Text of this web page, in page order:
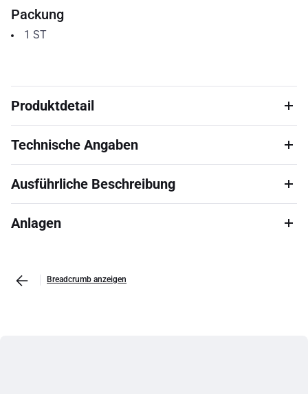
Packung
1 ST
Produktdetail
Technische Angaben
Ausführliche Beschreibung
Anlagen
Breadcrumb anzeigen